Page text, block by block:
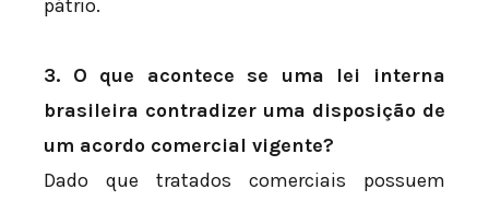
pátrio.
3. O que acontece se uma lei interna
brasileira contradizer uma disposição de
um acordo comercial vigente?
Dado que tratados comerciais possuem